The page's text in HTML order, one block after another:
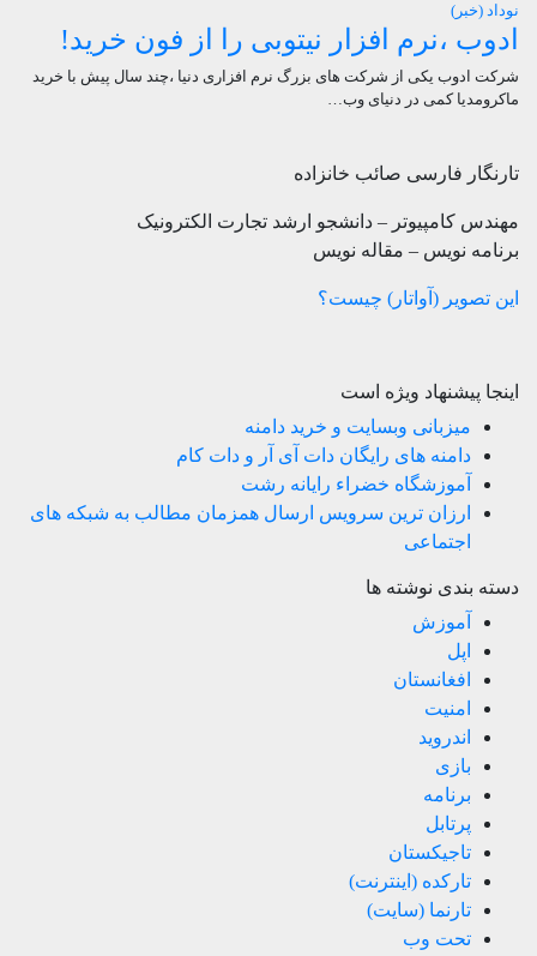
نوداد (خبر)
ادوب ،نرم افزار نیتوبی را از فون خرید!
شرکت ادوب یکی از شرکت های بزرگ نرم افزاری دنیا ،چند سال پیش با خرید
ماکرومدیا کمی در دنیای وب…
تارنگار فارسی صائب خانزاده
مهندس کامپیوتر – دانشجو ارشد تجارت الکترونیک
برنامه نویس – مقاله نویس
این تصویر (آواتار) چیست؟
اینجا پیشنهاد ویژه است
میزبانی وبسایت و خرید دامنه
دامنه های رایگان دات آی آر و دات کام
آموزشگاه خضراء رایانه رشت
ارزان ترین سرویس ارسال همزمان مطالب به شبکه های
اجتماعی
دسته بندی نوشته ها
آموزش
اپل
افغانستان
امنیت
اندروید
بازی
برنامه
پرتابل
تاجیکستان
تارکده (اینترنت)
تارنما (سایت)
تحت وب